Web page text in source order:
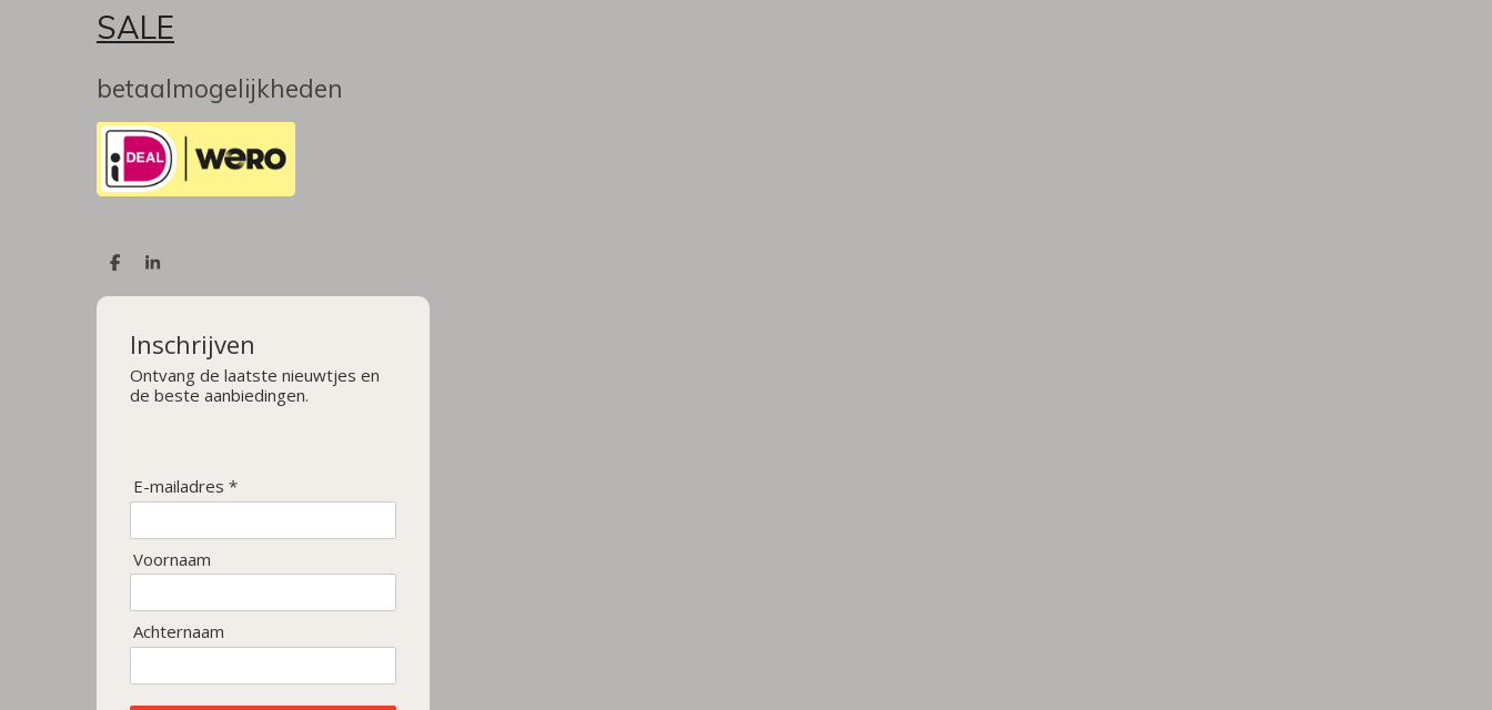
SALE
betaalmogelijkheden
D
l
S
a
Inschrijven
Ontvang de laatste nieuwtjes en
de beste aanbiedingen.
E-mailadres *
Voornaam
Achternaam